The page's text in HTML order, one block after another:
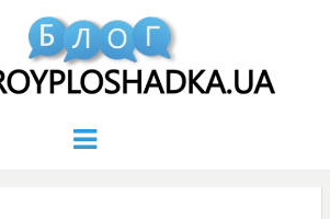
Menu